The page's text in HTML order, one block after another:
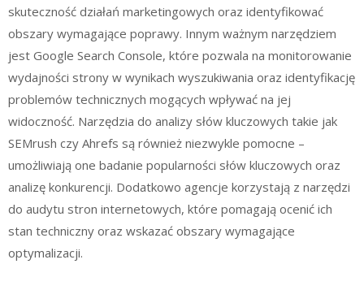
skuteczność działań marketingowych oraz identyfikować
obszary wymagające poprawy. Innym ważnym narzędziem
jest Google Search Console, które pozwala na monitorowanie
wydajności strony w wynikach wyszukiwania oraz identyfikację
problemów technicznych mogących wpływać na jej
widoczność. Narzędzia do analizy słów kluczowych takie jak
SEMrush czy Ahrefs są również niezwykle pomocne –
umożliwiają one badanie popularności słów kluczowych oraz
analizę konkurencji. Dodatkowo agencje korzystają z narzędzi
do audytu stron internetowych, które pomagają ocenić ich
stan techniczny oraz wskazać obszary wymagające
optymalizacji.